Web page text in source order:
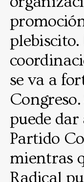
plebiscito.
se va a
puede dar
Partido
mientras
Radical